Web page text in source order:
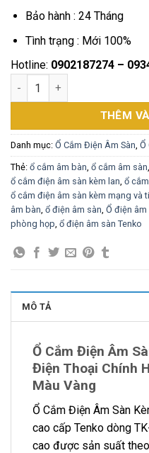
Bảo hành : 24 Tháng
Tình trạng : Mới 100%
Hotline: 0902187274 –
Ổ Cắm Điện Âm Sàn Kèm
THÊM
Danh mục: Ổ Cắm Điện Âm Sàn Ổ
Thẻ: ổ cắm âm bàn ổ cắm âm sàn
ổ cắm điện âm sàn kèm lan ổ
ổ cắm điện âm sàn kèm mạng và
âm bàn ổ điện âm sàn Ổ điện
phòng họp ổ điện âm sàn Tenko
MÔ TẢ
Ổ Cắm Điện Âm
Điện Thoại Chính
Màu Vàng
Ổ Cắm Điện Âm Sàn
cao cấp Tenko dòng
cao được sản suất